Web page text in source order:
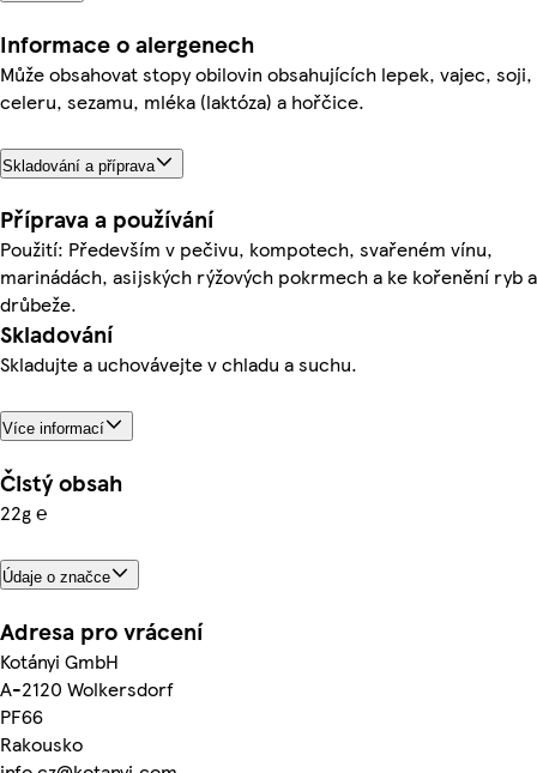
Informace o alergenech
Může obsahovat stopy obilovin obsahujících lepek, vajec, soji,
celeru, sezamu, mléka (laktóza) a hořčice.
Skladování a příprava
Příprava a používání
Použití: Především v pečivu, kompotech, svařeném vínu,
marinádách, asijských rýžových pokrmech a ke kořenění ryb a
drůbeže.
Skladování
Skladujte a uchovávejte v chladu a suchu.
Více informací
Čistý obsah
22g ℮
Údaje o značce
Adresa pro vrácení
Kotányi GmbH
A-2120 Wolkersdorf
PF66
Rakousko